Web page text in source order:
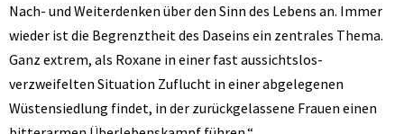
Nach- und Weiterdenken über den Sinn des Lebens an. Immer
wieder ist die Begrenztheit des Daseins ein zentrales Thema.
Ganz extrem, als Roxane in einer fast aussichtslos-
verzweifelten Situation Zuflucht in einer abgelegenen
Wüstensiedlung findet, in der zurückgelassene Frauen einen